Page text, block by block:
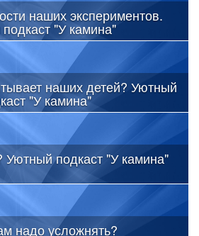
наших экспериментов.
"У камина"
наших детей? Уютный
"У камина"
Уютный подкаст "У камина"
надо усложнять?